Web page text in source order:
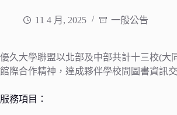
11 4 月, 2025 一般公告
優久大學聯盟以北部及中部共計十三校(大
館際合作精神，達成夥伴學校間圖書資訊
服務項目：